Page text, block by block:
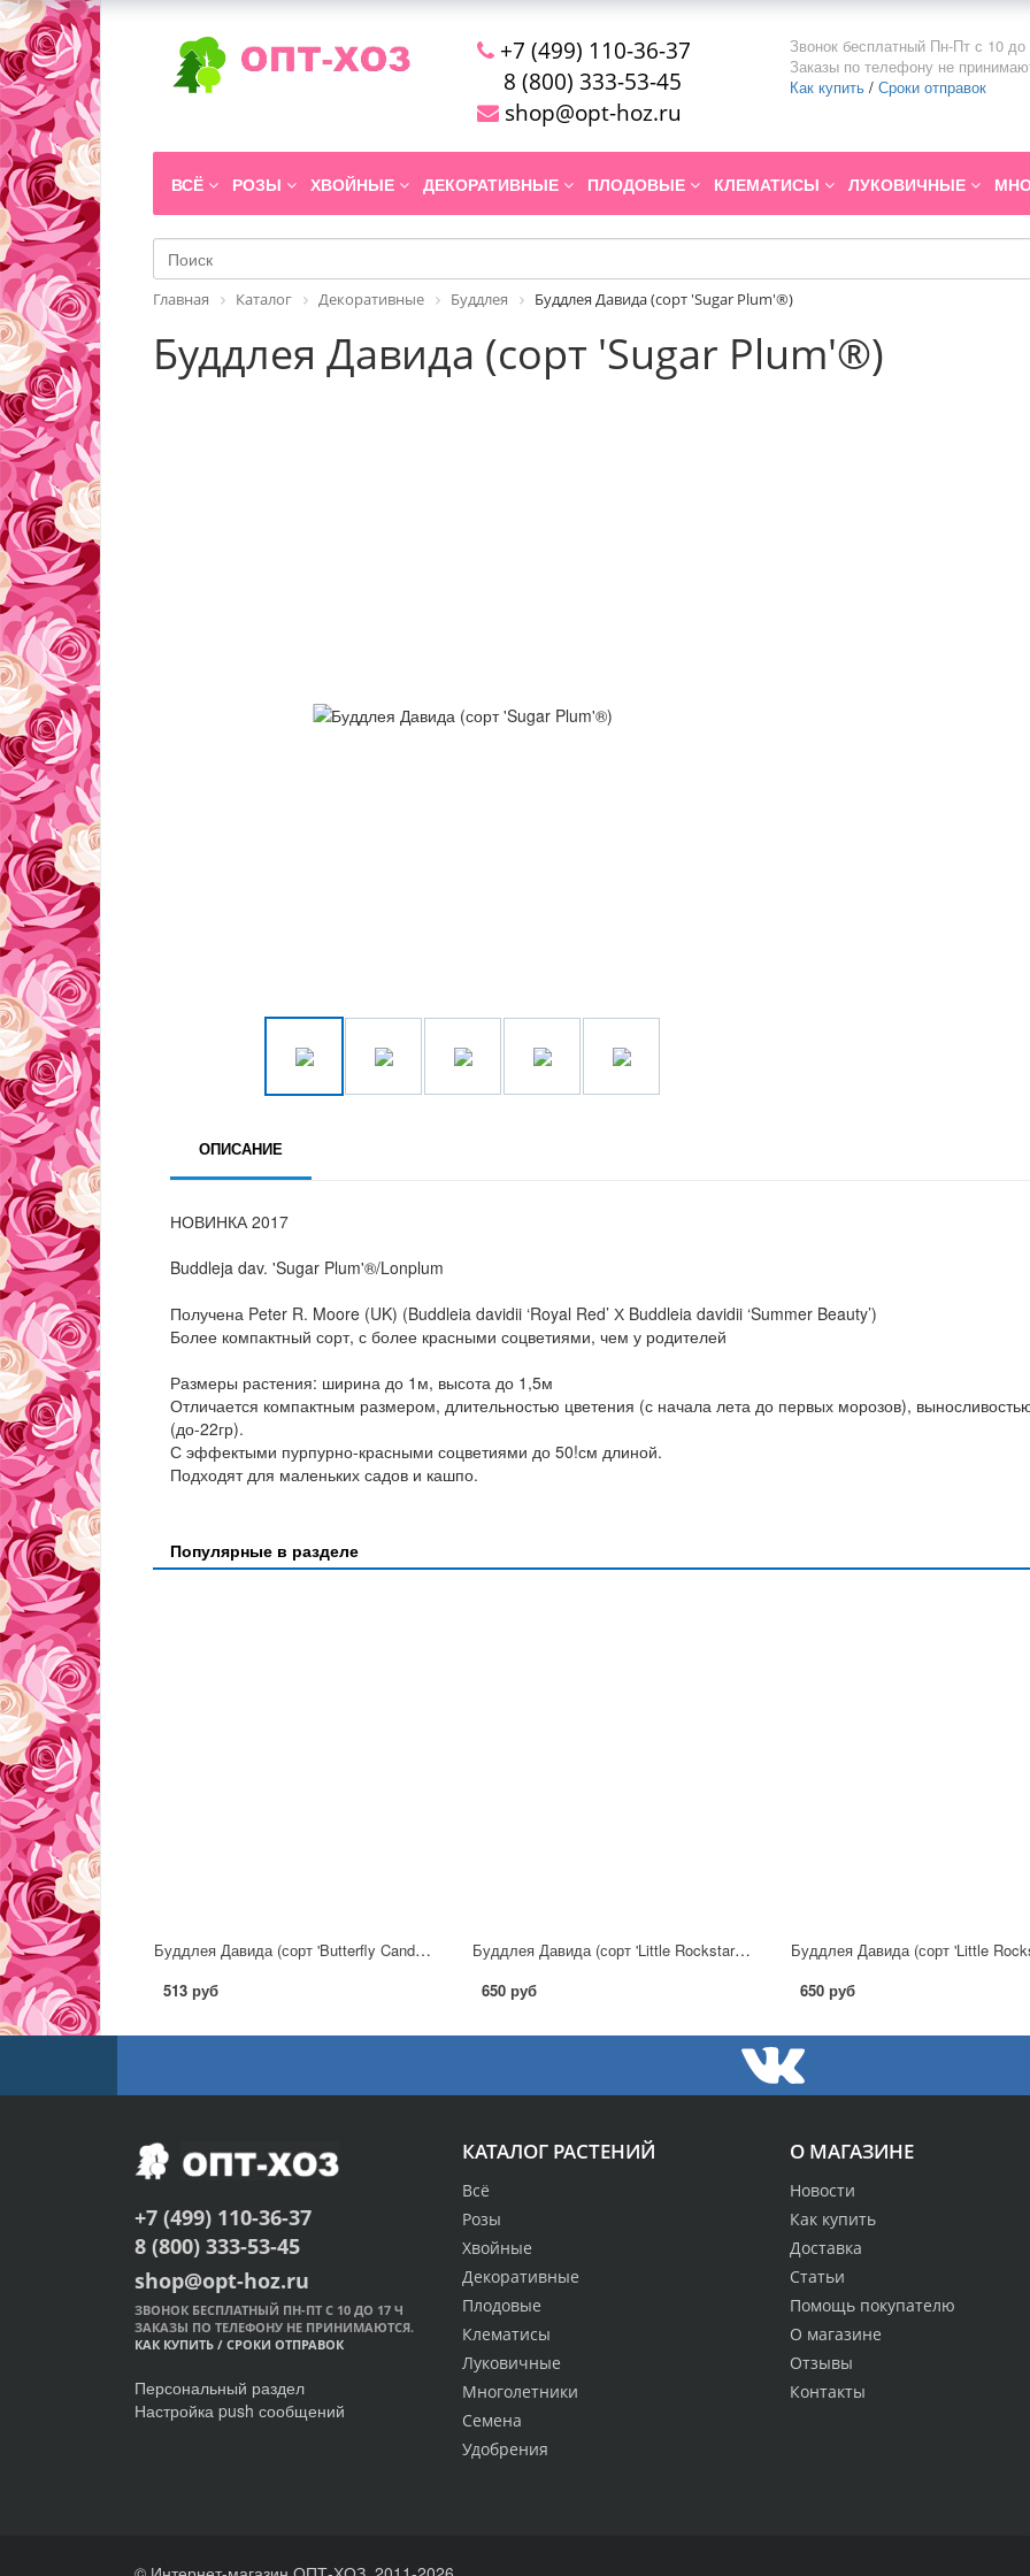
+7 (499) 110-36-37
8 (800) 333-53-45
shop@opt-hoz.ru
Звонок бесплатный Пн-Пт с 10 до
Заказы по телефону не
Как купить / Сроки отправок
ВСЁ РОЗЫ ХВОЙНЫЕ ДЕКОРАТИВНЫЕ ПЛОДОВЫЕ КЛЕМАТИСЫ ЛУКОВИЧНЫЕ
Главная Каталог Декоративные Буддлея Буддлея Давида (сорт 'Sugar Plum'®)
Буддлея Давида (сорт 'Sugar Plum'®)
ОПИСАНИЕ
НОВИНКА 2017
Buddleja dav. 'Sugar Plum'®/Lonplum
Получена Peter R. Moore (UK) (Buddleia davidii ‘Royal Red’ Х Buddleia davidii ‘Summer Beauty’)
Более компактный сорт, с более красными соцветиями, чем у родителей
Размеры растения: ширина до 1м, высота до 1,5м
Отличается компактным размером, длительностью цветения (с начала лета до первых морозов),
(до-22гр).
С эффектыми пурпурно-красными соцветиями до 50!см длиной.
Подходят для маленьких садов и кашпо.
Популярные в разделе
Буддлея Давида (сорт 'Butterfly Candy®Little Bubblegum')
513 руб
Буддлея Давида (сорт 'Little Rockstars®blue')
650 руб 650 руб
О МАГАЗИНЕ
Новости
Как купить
Доставка
Статьи
Помощь покупателю
О магазине
Отзывы
Контакты
КАТАЛОГ РАСТЕНИЙ
Всё
Розы
Хвойные
Декоративные
Плодовые
Клематисы
Луковичные
Многолетники
Семена
Удобрения
+7 (499) 110-36-37
8 (800) 333-53-45
shop@opt-hoz.ru
ЗВОНОК БЕСПЛАТНЫЙ ПН-ПТ С 10 ДО 17 Ч
ЗАКАЗЫ ПО ТЕЛЕФОНУ НЕ ПРИНИМАЮТСЯ.
КАК КУПИТЬ / СРОКИ ОТПРАВОК
Персональный раздел
Настройка push сообщений